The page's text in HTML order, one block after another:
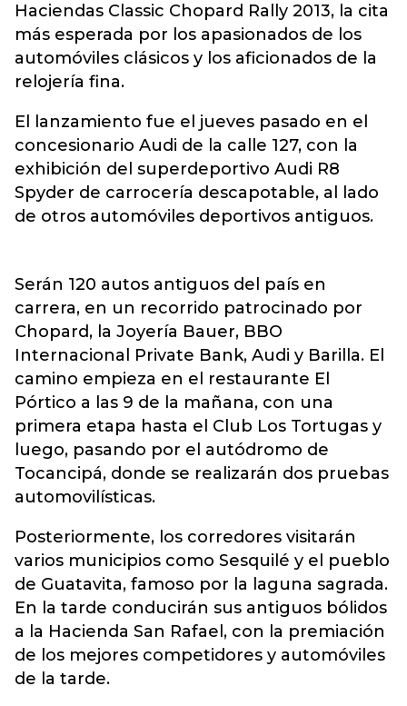
Haciendas Classic Chopard Rally 2013, la cita
más esperada por los apasionados de los
automóviles clásicos y los aficionados de la
relojería fina.
El lanzamiento fue el jueves pasado en el
concesionario Audi de la calle 127, con la
exhibición del superdeportivo Audi R8
Spyder de carrocería descapotable, al lado
de otros automóviles deportivos antiguos.
Serán 120 autos antiguos del país en
carrera, en un recorrido patrocinado por
Chopard, la Joyería Bauer, BBO
Internacional Private Bank, Audi y Barilla. El
camino empieza en el restaurante El
Pórtico a las 9 de la mañana, con una
primera etapa hasta el Club Los Tortugas y
luego, pasando por el autódromo de
Tocancipá, donde se realizarán dos pruebas
automovilísticas.
Posteriormente, los corredores visitarán
varios municipios como Sesquilé y el pueblo
de Guatavita, famoso por la laguna sagrada.
En la tarde conducirán sus antiguos bólidos
a la Hacienda San Rafael, con la premiación
de los mejores competidores y automóviles
de la tarde.